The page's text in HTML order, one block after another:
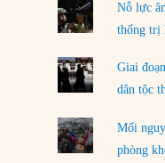
rủi ro
02/08/2026
Làm thế nào để
01/08/2026
Chiến lược kế
31/07/2026
Nỗ lực
thống trị
Giai
dân tộc
Mối
phòng